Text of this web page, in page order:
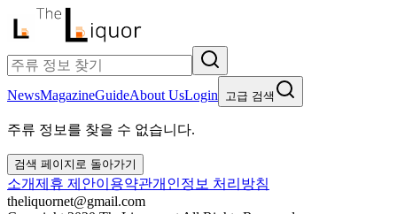
NewsMagazineGuideAbout UsLogin 고급 검색
주류 정보를 찾을 수 없습니다.
검색 페이지로 돌아가기
소개제휴 제안이용약관개인정보 처리방침
theliquornet@gmail.com